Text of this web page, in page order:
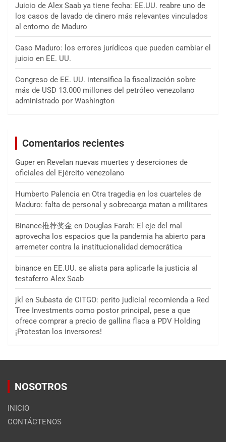
Juicio de Alex Saab ya tiene fecha: EE.UU. reabre uno de
los casos de lavado de dinero más relevantes vinculados
al entorno de Maduro
Caso Maduro: los errores jurídicos que pueden cambiar el
juicio en EE. UU.
Congreso de EE. UU. intensifica la fiscalización sobre
más de USD 13.000 millones del petróleo venezolano
administrado por Washington
Comentarios recientes
Guper en Revelan nuevas muertes y deserciones de
oficiales del Ejército venezolano
Humberto Palencia en Otra tragedia en los cuarteles de
Maduro: falta de personal y sobrecarga matan a militares
Binance推荐奖金 en Douglas Farah: El eje del mal
aprovecha los espacios que la pandemia ha abierto para
arremeter contra la institucionalidad democrática
binance en EE.UU. se alista para aplicarle la justicia al
testaferro Alex Saab
jkl en Subasta de CITGO: perito judicial recomienda a Red
Tree Investments como postor principal, pese a que
ofrece comprar a precio de gallina flaca a PDV Holding
¡Protestan los inversores!
NOSOTROS
INICIO
CONTÁCTENOS